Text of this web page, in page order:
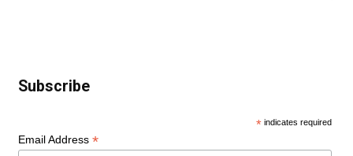
Subscribe
* indicates required
Email Address *